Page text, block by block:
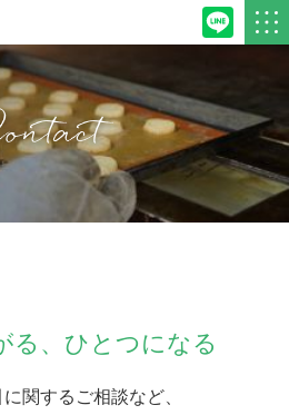
る、ひとつになる
関するご相談など、